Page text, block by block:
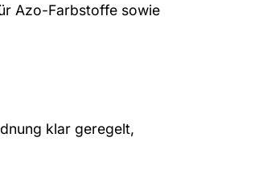
Azo-Farbstoffe sowie
klar geregelt,